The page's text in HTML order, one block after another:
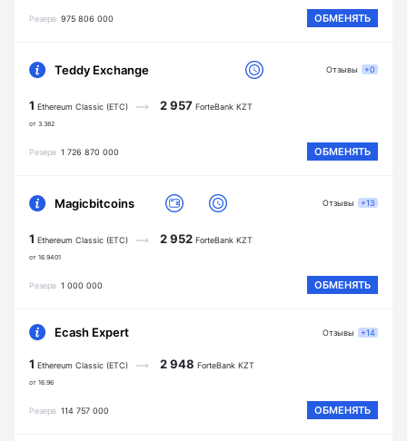
Резерв 975 806 000 ОБМЕНЯТЬ
Teddy Exchange
1 Ethereum Classic (ETC)
от 3.382
2 957 ForteBank KZT
Резерв 1 726 870 000 ОБМЕНЯТЬ
Отзывы +0
Magicbitcoins
1 Ethereum Classic (ETC)
от 16.9401
2 952 ForteBank KZT
Резерв 1 000 000 ОБМЕНЯТЬ
Отзывы +13
Ecash Expert
1 Ethereum Classic (ETC)
от 16.96
2 948 ForteBank KZT
Резерв 114 757 000 ОБМЕНЯТЬ
Отзывы +14